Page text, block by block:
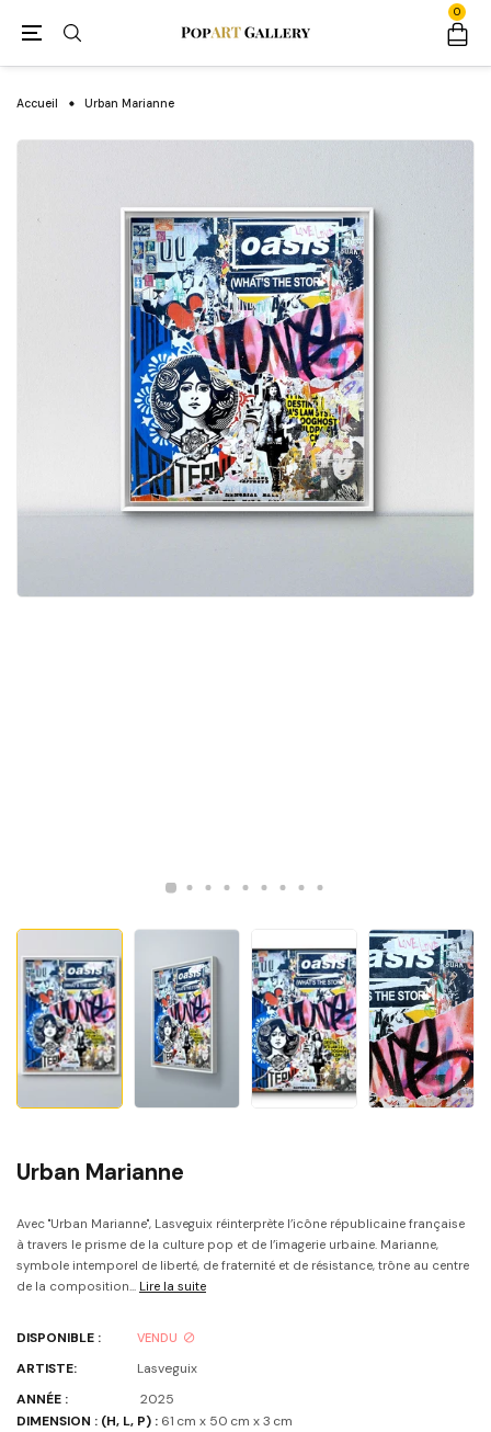
0
Accueil Urban Marianne
Urban Marianne
Avec "Urban Marianne", Lasveguix réinterprète l’icône républicaine française
à travers le prisme de la culture pop et de l’imagerie urbaine. Marianne,
symbole intemporel de liberté, de fraternité et de résistance, trône au centre
de la composition... Lire la suite
DISPONIBLE : VENDU
ARTISTE:
Lasveguix
ANNÉE :
2025
DIMENSION : (H, L, P) : 61 cm x 50 cm x 3 cm